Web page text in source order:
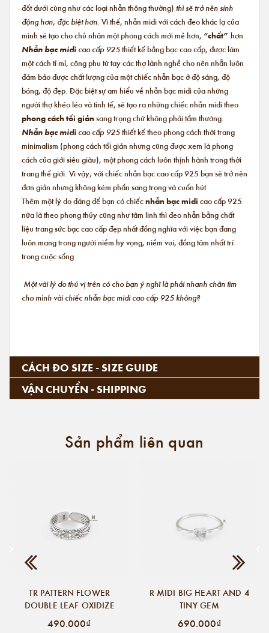
đốt dưới cùng như các loại nhẫn thông thường) thì sẽ trở nên sinh
động hơn, đặc biệt hơn. Vì thế, nhẫn midi với cách đeo khác lạ của
mình sẽ tạo cho chủ nhân một phong cách mới mẻ hơn, “chất” hơn.
Nhẫn bạc midi cao cấp 925thiết kế bằng bạc cao cấp, được làm
một cách tỉ mỉ, công phu từ tay các thợ lành nghề cho nên nhẫn luôn
đảm bảo được chất lượng của một chiếc nhẫn bạc ở độ sáng, độ
bóng, độ đẹp. Đặc biệt sự am hiểu về nhẫn bạc midi của những
người thợ khéo léo và tinh tế, sẽ tạo ra những chiếc nhẫn midi theo
phong cách tối giảnsang trọng chứ không phải tầm thường.
Nhẫn bạc midi cao cấp 925thiết kế theo phong cách thời trang
minimalism (phong cách tối giản nhưng cũng được xem là phong
cách của giới siêu giàu), một phong cách luôn thịnh hành trong thời
trang thế giới. Vì vậy, với chiếc nhẫn bạc cao cấp 925 bạn sẽ trở nên
đơn giản nhưng không kém phần sang trọng và cuốn hút
Thêm một lý do đáng để bạn có chiếcnhẫn bạc midi cao cấp 925
nữa là theo phong thủy cũng như tâm linh thì đeo nhẫn bằng chất
liệu trang sức bạc cao cấp đẹp nhất đồng nghĩa với việc bạn đang
luôn mang trong người niềm hy vọng, niềm vui, đồng tâm nhất trí
trong cuộc sống
Một vài lý do thú vị trên có cho bạn ý nghĩ là phải nhanh chân tìm
cho mình vài chiếc nhẫn bạc midi cao cấp 925 không?
CÁCH ĐO SIZE - SIZE GUIDE
VẬN CHUYỂN - SHIPPING
Sản phẩm liên quan
TR PATTERN FLOWER
DOUBLE LEAF OXIDIZE
490.000₫
R MIDI BIG HEART AND 4
TINY GEM
690.000₫